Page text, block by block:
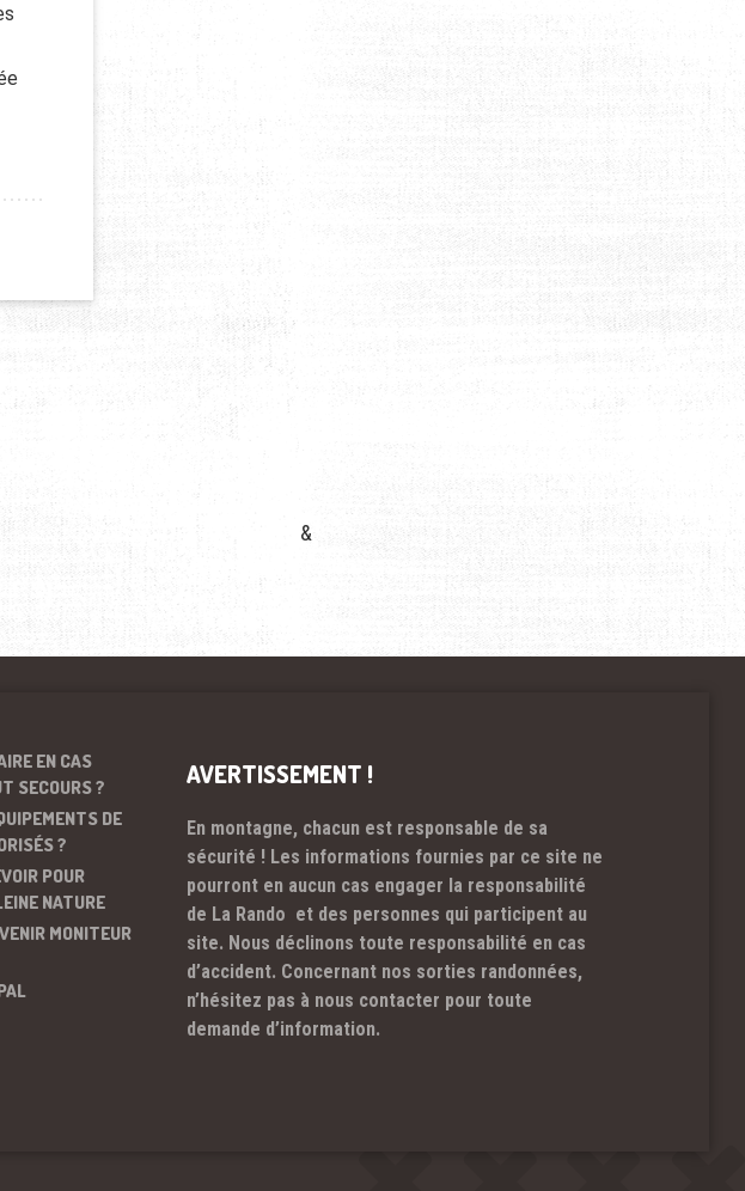
PARTIR EN RANDONNÉE EN TOUTE SÉRÉNITÉ
&
EN CAS
SECOURS ?
DE
?
POUR
NATURE
MONITEUR
AVERTISSEMENT !
En montagne, chacun est responsable de sa
sécurité ! Les informations fournies par ce site ne
pourront en aucun cas engager la responsabilité
de La Rando et des personnes qui participent au
site. Nous déclinons toute responsabilité en cas
d’accident. Concernant nos sorties randonnées,
n’hésitez pas à nous contacter pour toute
demande d’information.